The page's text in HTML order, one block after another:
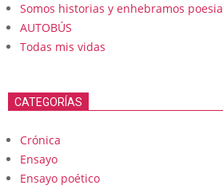
Somos historias y enhebramos poesia
AUTOBÚS
Todas mis vidas
CATEGORÍAS
Crónica
Ensayo
Ensayo poético